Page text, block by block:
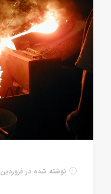
نوشته شده در فروردین ۱۵, ۱۴۰۰